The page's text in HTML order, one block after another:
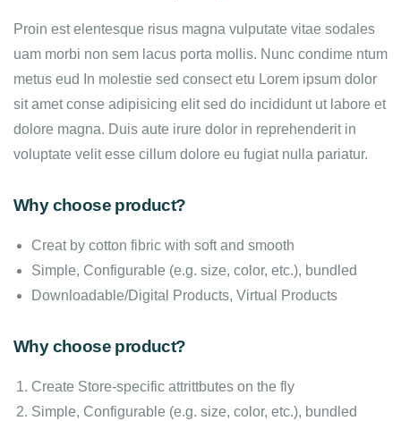
Proin est elentesque risus magna vulputate vitae sodales
uam morbi non sem lacus porta mollis. Nunc condime ntum
metus eud In molestie sed consect etu Lorem ipsum dolor
sit amet conse adipisicing elit sed do incididunt ut labore et
dolore magna. Duis aute irure dolor in reprehenderit in
voluptate velit esse cillum dolore eu fugiat nulla pariatur.
Why choose product?
Creat by cotton fibric with soft and smooth
Simple, Configurable (e.g. size, color, etc.), bundled
Downloadable/Digital Products, Virtual Products
Why choose product?
Create Store-specific attrittbutes on the fly
Simple, Configurable (e.g. size, color, etc.), bundled